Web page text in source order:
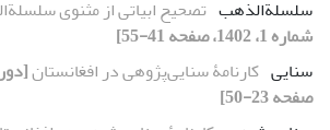
سلسلة‌الذهب تصحیح ابیاتی از مثنوی
شماره 1، 1402، صفحه 41-55]
سنایی کارنامۀ سنایی‌پژوهی در افغانستان
صفحه 23-50]